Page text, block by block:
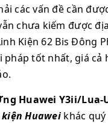
các vấn đề cần
chưa kiếm được
Kiện 62 Bis Đông
tốt nhất, giá cả
Huawei Y3ii/Lua-
Huawei khác